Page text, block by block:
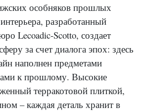
особняков прошлых
разработанный
Lecoadic-Scotto, создает
за счет диалога эпох: здесь
наполнен предметами
к прошлому. Высокие
терракотовой плиткой,
– каждая деталь хранит в